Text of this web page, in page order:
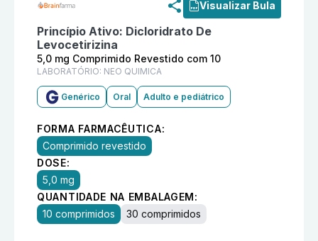
Visualizar Bula
Princípio Ativo: Dicloridrato De
Levocetirizina
5,0 mg Comprimido Revestido com 10
LABORATÓRIO: NEO QUIMICA
Genérico Oral Adulto e pediátrico
FORMA FARMACÊUTICA:
Comprimido revestido
DOSE:
5,0 mg
QUANTIDADE NA EMBALAGEM:
10 comprimidos
30 comprimidos